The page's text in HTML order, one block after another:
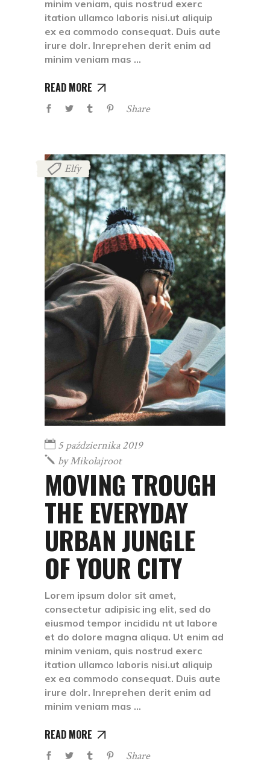
minim veniam, quis nostrud exerc
itation ullamco laboris nisi.ut aliquip
ex ea commodo consequat. Duis aute
irure dolr. Inreprehen derit enim ad
minim veniam mas
READ MORE
Share
Elfy
5 października 2019
byMikolajroot
MOVING TROUGH
THE EVERYDAY
URBAN JUNGLE
OF YOUR CITY
Lorem ipsum dolor sit amet,
consectetur adipisic ing elit, sed do
eiusmod tempor incididu nt ut labore
et do dolore magna aliqua. Ut enim ad
minim veniam, quis nostrud exerc
itation ullamco laboris nisi.ut aliquip
ex ea commodo consequat. Duis aute
irure dolr. Inreprehen derit enim ad
minim veniam mas
READ MORE
Share